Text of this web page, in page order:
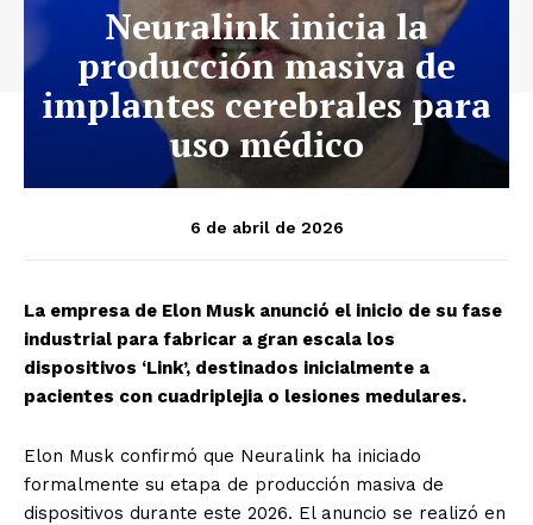
Neuralink inicia la
producción masiva de
implantes cerebrales para
uso médico
6 de abril de 2026
La empresa de Elon Musk anunció el inicio de su fase
industrial para fabricar a gran escala los
dispositivos ‘Link’, destinados inicialmente a
pacientes con cuadriplejia o lesiones medulares.
Elon Musk confirmó que Neuralink ha iniciado
formalmente su etapa de producción masiva de
dispositivos durante este 2026. El anuncio se realizó en